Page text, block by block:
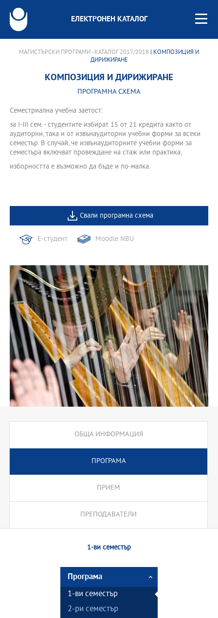
ЕЛЕКТРОНЕН КАТАЛОГ
МАГИСТЪРСКИ ПРОГРАМИ - КАТАЛОГ 2017/2018 | КОМПОЗИЦИЯ И
ДИРИЖИРАНЕ
КОМПОЗИЦИЯ И ДИРИЖИРАНЕ
ПРОГРАМНА СХЕМА
Семестриална учебна заетост:
за І-III сем. - студентите избират 15 от 21 кредита както от
аудиторни, така и от извънаудиторни учебни форми за всеки
семестър. В случай, че извънаудиторните учебни форми за
семестъра включват провеждане на стаж или практика,
изборността е възможно да бъде и по-малка.
Свали програмна схема
Е-студент Moodle NBU
ОБЩА ИНФОРМАЦИЯ
ПРОГРАМА
ПРИЕМ
ПРЕПОДАВАТЕЛИ
1-ви семестър
Програма
1-ви семестър
2-ри семестър